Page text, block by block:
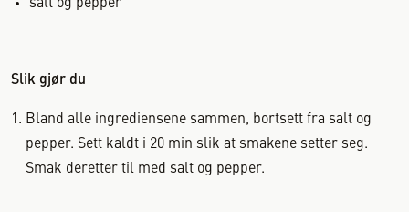
salt og pepper
Slik gjør du
Bland alle ingrediensene sammen, bortsett fra salt og
pepper. Sett kaldt i 20 min slik at smakene setter seg.
Smak deretter til med salt og pepper.